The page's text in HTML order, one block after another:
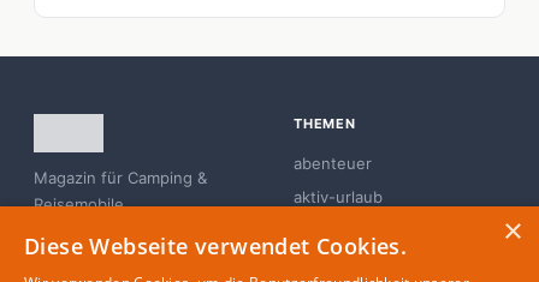
Magazin für Camping &
Reisemobile
THEMEN
abenteuer
aktiv-urlaub
×
Diese Webseite verwendet Cookies.